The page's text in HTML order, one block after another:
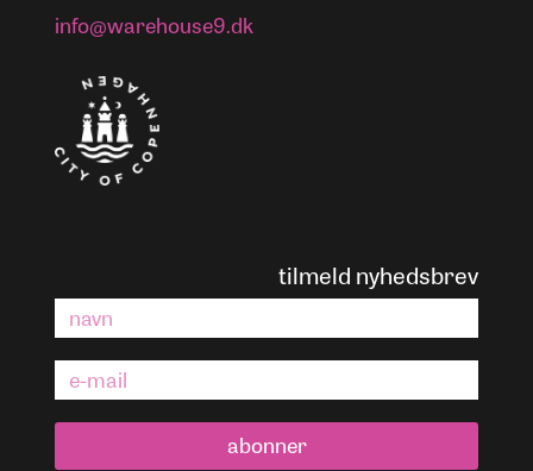
info@warehouse9.dk
tilmeld nyhedsbrev
abonner